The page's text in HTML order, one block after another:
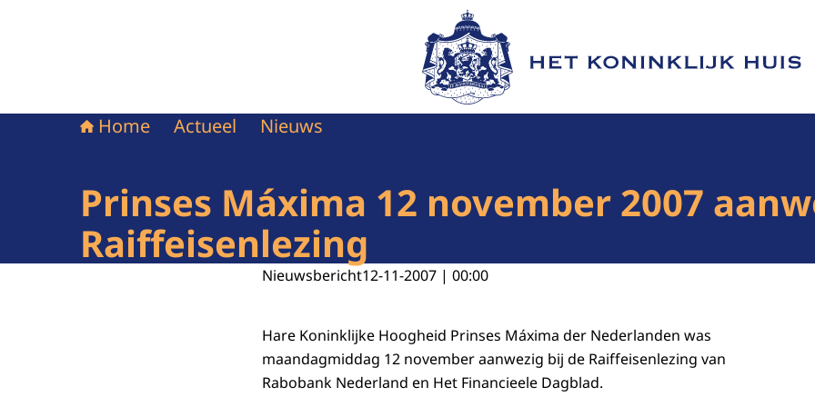
Naar de homepage van Het Koninklijk Huis
Home Actueel Nieuws
Prinses Máxima 12 november 2007
Raiffeisenlezing
Nieuwsbericht12-11-2007 | 00:00
Hare Koninklijke Hoogheid Prinses Máxima der Nederlanden was
maandagmiddag 12 november aanwezig bij de Raiffeisenlezing van
Rabobank Nederland en Het Financieele Dagblad.